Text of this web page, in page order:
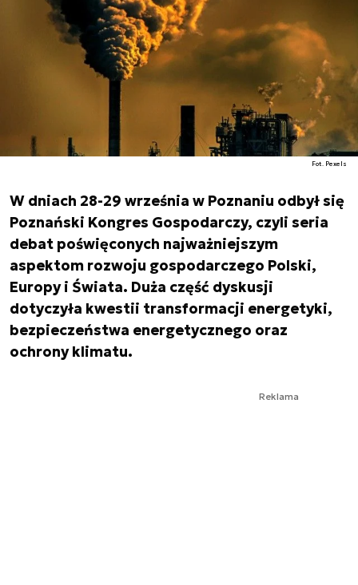
Fot. Pexels
W dniach 28-29 września w Poznaniu odbył się
Poznański Kongres Gospodarczy, czyli seria
debat poświęconych najważniejszym
aspektom rozwoju gospodarczego Polski,
Europy i Świata. Duża część dyskusji
dotyczyła kwestii transformacji energetyki,
bezpieczeństwa energetycznego oraz
ochrony klimatu.
Reklama